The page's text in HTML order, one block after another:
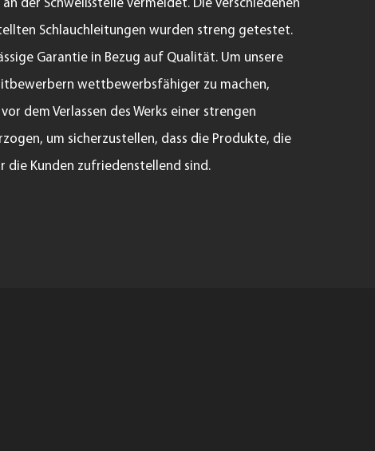
der Schweißstelle vermeidet. Die verschiedenen
Schlauchleitungen wurden streng getestet.
Garantie in Bezug auf Qualität. Um unsere
wettbewerbsfähiger zu machen,
dem Verlassen des Werks einer strengen
um sicherzustellen, dass die Produkte, die
die Kunden zufriedenstellend sind.